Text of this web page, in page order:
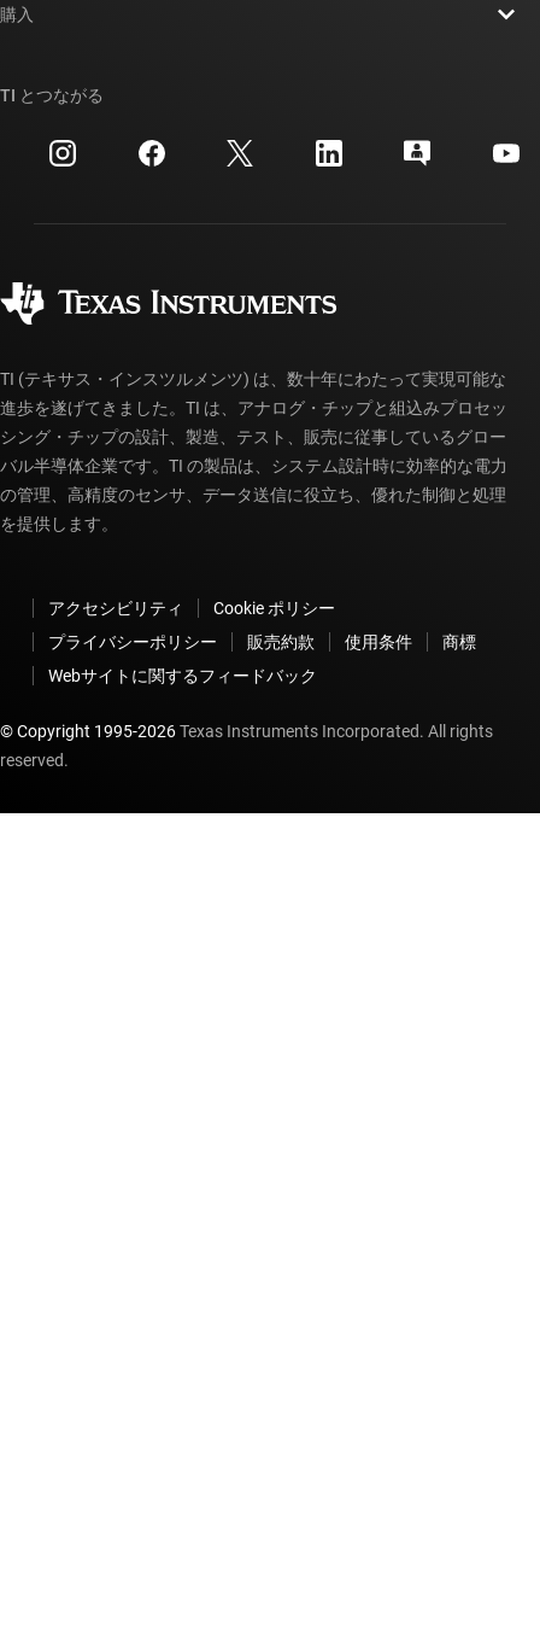
投資家向け情報
製造
クロスリファレンス検索
カスタマー・サポート・センター
myTI アカウントの FAQ
購入
ご注文に関する FAQ
TI とつながる
TI (テキサス・インスツルメンツ) は、数十年にわたって実現可能な
進歩を遂げてきました。TI は、アナログ・チップと組込みプロセッ
シング・チップの設計、製造、テスト、販売に従事しているグロー
バル半導体企業です。TI の製品は、システム設計時に効率的な電力
の管理、高精度のセンサ、データ送信に役立ち、優れた制御と処理
を提供します。
アクセシビリティ
Cookie ポリシー
プライバシーポリシー
販売約款 使用条件
商標
Webサイトに関するフィードバック
© Copyright 1995-2026Texas Instruments Incorporated. All rights
reserved.